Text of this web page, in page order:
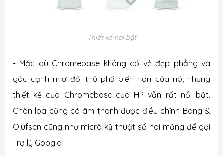
Thiết kế nổi bật
- Mặc dù Chromebase không có vẻ đẹp phẳng và
góc cạnh như đối thủ phổ biến hơn của nó, nhưng
thiết kế của Chromebase của HP vẫn rất nổi bật.
Chân loa cũng có âm thanh được điều chỉnh Bang &
Olufsen cũng như micrô kỹ thuật số hai mảng để gọi
Trợ lý Google.